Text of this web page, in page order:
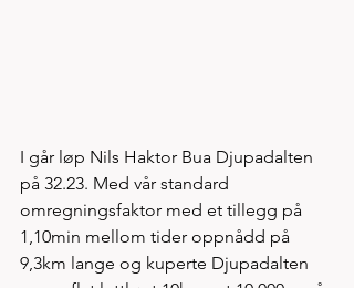
I går løp Nils Haktor Bua Djupadalten
på 32.23. Med vår standard
omregningsfaktor med et tillegg på
1,10min mellom tider oppnådd på
9,3km lange og kuperte Djupadalten